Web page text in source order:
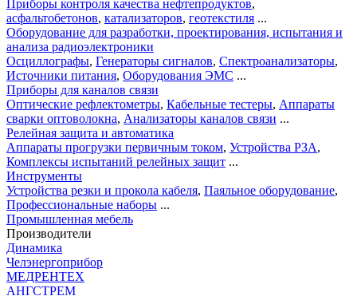
Приборы контроля качества нефтепродуктов,
асфальтобетонов, катализаторов, геотекстиля ...
Оборудование для разработки, проектирования, испытания и
анализа радиоэлектроники
Осциллографы, Генераторы сигналов, Спектроанализаторы,
Источники питания, Оборудования ЭМС ...
Приборы для каналов связи
Оптические рефлектометры, Кабельные тестеры, Аппараты
сварки оптоволокна, Анализаторы каналов связи ...
Релейная защита и автоматика
Аппараты прогрузки первичным током, Устройства РЗА,
Комплексы испытаний релейных защит ...
Инструменты
Устройства резки и прокола кабеля, Паяльное оборудование,
Профессиональные наборы ...
Промышленная мебель
Производители
Динамика
Челэнергоприбор
МЕДРЕНТЕХ
АНГСТРЕМ